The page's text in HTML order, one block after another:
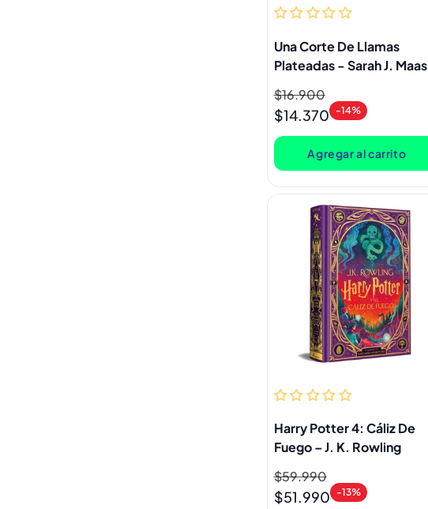
Una Corte De Llamas
Plateadas - Sarah J. Maas
Precio
habitual
$16.900
Precio
de
oferta
$14.370 -14%
Agregar al carrito
Harry Potter 4: Cáliz De
Fuego – J. K. Rowling
Precio
habitual
$59.990
Precio
de
$51.990 -13%